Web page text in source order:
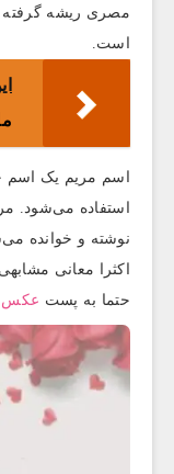
مصری ریشه
است.
اسم مریم یک اسم
استفاده می‌شود.
نوشته و خوانده
اکثرا معانی
حتما به پست عکس